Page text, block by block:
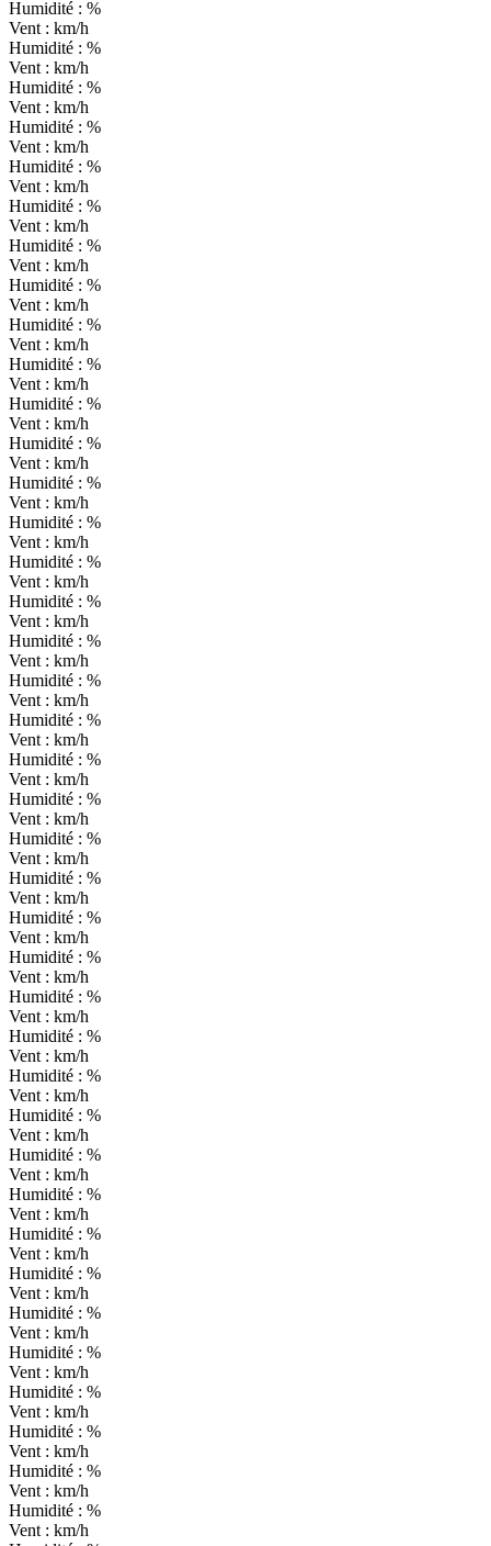
Humidité : %
Vent : km/h
Humidité : %
Vent : km/h
Humidité : %
Vent : km/h
Humidité : %
Vent : km/h
Humidité : %
Vent : km/h
Humidité : %
Vent : km/h
Humidité : %
Vent : km/h
Humidité : %
Vent : km/h
Humidité : %
Vent : km/h
Humidité : %
Vent : km/h
Humidité : %
Vent : km/h
Humidité : %
Vent : km/h
Humidité : %
Vent : km/h
Humidité : %
Vent : km/h
Humidité : %
Vent : km/h
Humidité : %
Vent : km/h
Humidité : %
Vent : km/h
Humidité : %
Vent : km/h
Humidité : %
Vent : km/h
Humidité : %
Vent : km/h
Humidité : %
Vent : km/h
Humidité : %
Vent : km/h
Humidité : %
Vent : km/h
Humidité : %
Vent : km/h
Humidité : %
Vent : km/h
Humidité : %
Vent : km/h
Humidité : %
Vent : km/h
Humidité : %
Vent : km/h
Humidité : %
Vent : km/h
Humidité : %
Vent : km/h
Humidité : %
Vent : km/h
Humidité : %
Vent : km/h
Humidité : %
Vent : km/h
Humidité : %
Vent : km/h
Humidité : %
Vent : km/h
Humidité : %
Vent : km/h
Humidité : %
Vent : km/h
Humidité : %
Vent : km/h
Humidité : %
Vent : km/h